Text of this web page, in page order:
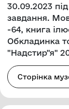
30.09.2023
завдання.
-64, книга
Обкладинка
"Надстир"я"
Сторінка